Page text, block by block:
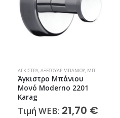
ΆΓΚΙΣΤΡΑ,ΑΞΕΣΟΥΆΡ ΜΠΆΝΙΟΥ, ΜΠΆΝΙΟ
Άγκιστρο Μπάνιου
Μονό Moderno 2201
Karag
Τιμή WEB: 21,70 €